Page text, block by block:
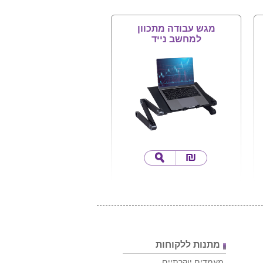
מגש עבודה מתכוון
למחשב נייד
מתנות ללקוחות